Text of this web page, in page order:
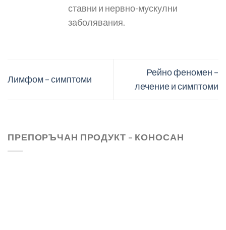
ставни и нервно-мускулни
заболявания.
Лимфом – симптоми
Рейно феномен –
лечение и симптоми
ПРЕПОРЪЧАН ПРОДУКТ – КОНОСАН